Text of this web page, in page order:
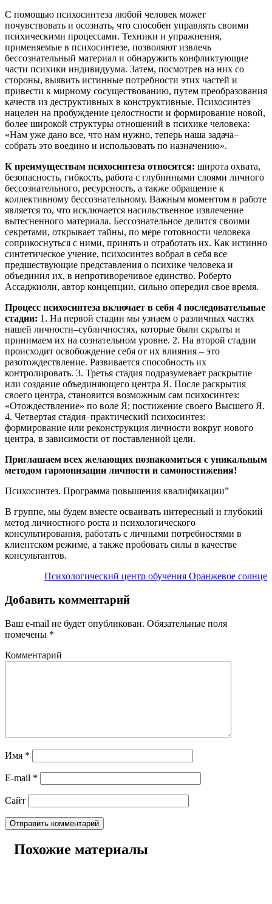
С помощью психосинтеза любой человек может
почувствовать и осознать, что способен управлять своими
психическими процессами. Техники и упражнения,
применяемые в психосинтезе, позволяют извлечь
бессознательный материал и обнаружить конфликтующие
части психики индивидуума. Затем, посмотрев на них со
стороны, выявить истинные потребности этих частей и
привести к мирному сосуществованию, путем преобразования
качеств из деструктивных в конструктивные. Психосинтез
нацелен на пробуждение целостности и формирование новой,
более широкой структуры отношений в психике человека:
«Нам уже дано все, что нам нужно, теперь наша задача–
собрать это воедино и использовать по назначению».
К преимуществам психосинтеза относятся: широта охвата,
безопасность, гибкость, работа с глубинными слоями личного
бессознательного, ресурсность, а также обращение к
коллективному бессознательному. Важным моментом в работе
является то, что исключается насильственное извлечение
вытесненного материала. Бессознательное делится своими
секретами, открывает тайны, по мере готовности человека
соприкоснуться с ними, принять и отработать их. Как истинно
синтетическое учение, психосинтез вобрал в себя все
предшествующие представления о психике человека и
объединил их, в непротиворечивое единство. Роберто
Ассаджиоли, автор концепции, сильно опередил свое время.
Процесс психосинтеза включает в себя 4 последовательные
стадии: 1. На первой стадии мы узнаем о различных частях
нашей личности–субличностях, которые были скрыты и
принимаем их на сознательном уровне. 2. На второй стадии
происходит освобождение себя от их влияния – это
разотождествление. Развивается способность их
контролировать. 3. Третья стадия подразумевает раскрытие
или создание объединяющего центра Я. После раскрытия
своего центра, становится возможным сам психосинтез:
«Отождествление» по воле Я; постижение своего Высшего Я.
4. Четвертая стадия–практический психосинтез:
формирование или реконструкция личности вокруг нового
центра, в зависимости от поставленной цели.
Приглашаем всех желающих познакомиться с уникальным
методом гармонизации личности и самопостижения!
Психосинтез. Программа повышения квалификации”
В группе, мы будем вместе осваивать интересный и глубокий
метод личностного роста и психологического
консультирования, работать с личными потребностями в
клиентском режиме, а также пробовать силы в качестве
консультантов.
Психологический центр обучения Оранжевое солнце
Добавить комментарий
Ваш e-mail не будет опубликован. Обязательные поля
помечены *
Комментарий
Имя *
E-mail *
Сайт
Похожие материалы